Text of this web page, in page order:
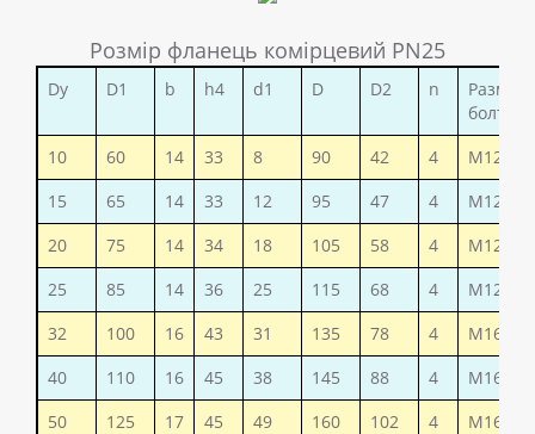
Розмір фланець комірцевий PN25
Dy D1 b h4 d1 D D2 n
Размер
болтов
10
60 14 33 8 90 42 4
М12
15
65 14 33 12 95 47 4
М12
20
75 14 34 18 105 58 4
М12
25
85 14 36 25 115 68 4
М12
32
100 16 43 31 135 78 4
М16
40
110 16 45 38 145 88 4
М16
50
125 17 45 49 160 102 4
М16